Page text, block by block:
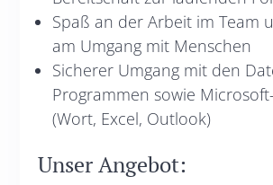
Spaß an der Arbeit im Team
am Umgang mit Menschen
Sicherer Umgang mit den
Programmen sowie
(Wort, Excel, Outlook)
Unser Angebot: